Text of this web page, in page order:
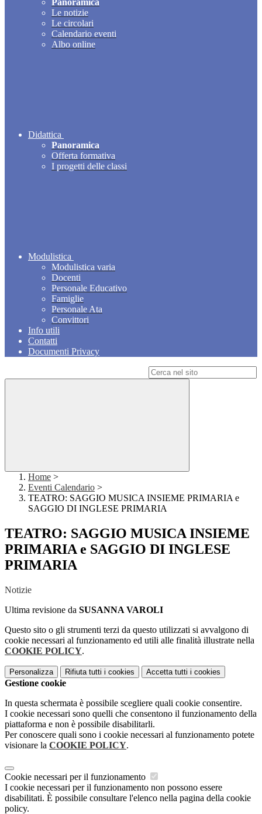
Panoramica
Le notizie
Le circolari
Calendario eventi
Albo online
Didattica
Panoramica
Offerta formativa
I progetti delle classi
Modulistica
Modulistica varia
Docenti
Personale Educativo
Famiglie
Personale Ata
Convittori
Info utili
Contatti
Documenti Privacy
Home >
Eventi Calendario >
TEATRO: SAGGIO MUSICA INSIEME PRIMARIA e
SAGGIO DI INGLESE PRIMARIA
TEATRO: SAGGIO MUSICA INSIEME
PRIMARIA e SAGGIO DI INGLESE
PRIMARIA
Notizie
Ultima revisione da SUSANNA VAROLI
Questo sito o gli strumenti terzi da questo utilizzati si avvalgono di
cookie necessari al funzionamento ed utili alle finalità illustrate nella
COOKIE POLICY.
Personalizza Rifiuta tutti i cookies Accetta tutti i cookies
Gestione cookie
In questa schermata è possibile scegliere quali cookie consentire.
I cookie necessari sono quelli che consentono il funzionamento della
piattaforma e non è possibile disabilitarli.
Per conoscere quali sono i cookie necessari al funzionamento potete
visionare la COOKIE POLICY.
Cookie necessari per il funzionamento
I cookie necessari per il funzionamento non possono essere
disabilitati. È possibile consultare l'elenco nella pagina della cookie
policy.